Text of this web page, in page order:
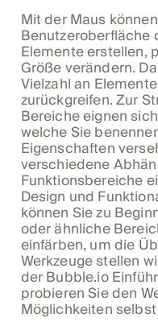
Mit der Maus
Benutzeroberfläche
Elemente erstellen,
Größe verändern.
Vielzahl an
zurückgreifen. Zur
Bereiche eignen
welche Sie
Eigenschaften
verschiedene
Funktionsbereiche
Design und
können Sie zu
oder ähnliche
einfärben, um die
Werkzeuge stellen
der Bubble.io
probieren Sie den
Möglichkeiten